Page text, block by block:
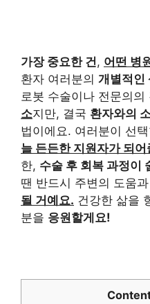
가장 중요한 건, 어떤 병
환자 여러분의 개별적인
로봇 수술이나 전문의의
소지만, 결국 환자와의
법이에요. 여러분이 선
늘 든든한 지원자가 되
한, 수술 후 회복 과정이
땐 반드시 주변의 도움과
될 거예요. 건강한 삶을
분을 응원할게요!